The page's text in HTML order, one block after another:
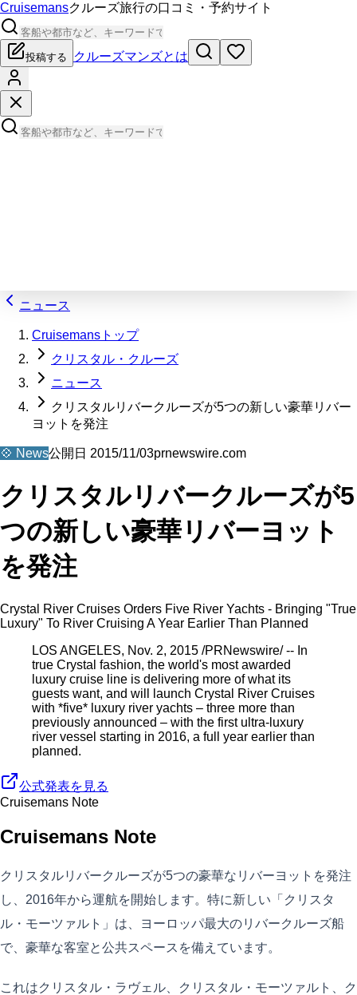
Cruisemansクルーズ旅行の口コミ・予約サイト
投稿する クルーズマンズとは
ニュース
Cruisemansトップ
クリスタル・クルーズ
ニュース
クリスタルリバークルーズが5つの新しい豪華リバー
ヨットを発注
💠 News公開日 2015/11/03prnewswire.com
クリスタルリバークルーズが5
つの新しい豪華リバーヨット
を発注
Crystal River Cruises Orders Five River Yachts - Bringing "True
Luxury" To River Cruising A Year Earlier Than Planned
LOS ANGELES, Nov. 2, 2015 /PRNewswire/ -- In
true Crystal fashion, the world's most awarded
luxury cruise line is delivering more of what its
guests want, and will launch Crystal River Cruises
with *five* luxury river yachts – three more than
previously announced – with the first ultra-luxury
river vessel starting in 2016, a full year earlier than
planned.
公式発表を見る
Cruisemans Note
Cruisemans Note
クリスタルリバークルーズが5つの豪華なリバーヨットを発注
し、2016年から運航を開始します。特に新しい「クリスタ
ル・モーツァルト」は、ヨーロッパ最大のリバークルーズ船
で、豪華な客室と公共スペースを備えています。
これはクリスタル・ラヴェル、クリスタル・モーツァルト、ク